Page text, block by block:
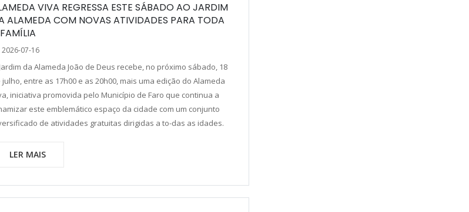
VIVA REGRESSA ESTE SÁBADO AO JARDIM
ALAMEDA COM NOVAS ATIVIDADES PARA TODA
2026-07-16
da Alameda João de Deus recebe, no próximo sábado, 18
julho, entre as 17h00 e as 20h00, mais uma edição do Alameda
iniciativa promovida pelo Município de Faro que continua a
este emblemático espaço da cidade com um conjunto
de atividades gratuitas dirigidas a to-das as idades.
LER MAIS